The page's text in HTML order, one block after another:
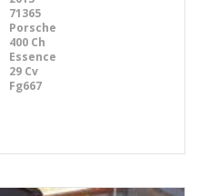
71365
Porsche
400 Ch
Essence
29 Cv
Fg667